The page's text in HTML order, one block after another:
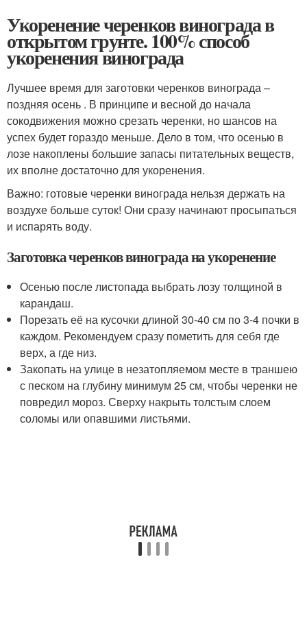
Укоренение черенков винограда в
открытом грунте. 100% способ
укоренения винограда
Лучшее время для заготовки черенков винограда –
поздняя осень . В принципе и весной до начала
сокодвижения можно срезать черенки, но шансов на
успех будет гораздо меньше. Дело в том, что осенью в
лозе накоплены большие запасы питательных веществ,
их вполне достаточно для укоренения.
Важно: готовые черенки винограда нельзя держать на
воздухе больше суток! Они сразу начинают просыпаться
и испарять воду.
Заготовка черенков винограда на укоренение
Осенью после листопада выбрать лозу толщиной в
карандаш.
Порезать её на кусочки длиной 30-40 см по 3-4 почки в
каждом. Рекомендуем сразу пометить для себя где
верх, а где низ.
Закопать на улице в незатопляемом месте в траншею
с песком на глубину минимум 25 см, чтобы черенки не
повредил мороз. Сверху накрыть толстым слоем
соломы или опавшими листьями.